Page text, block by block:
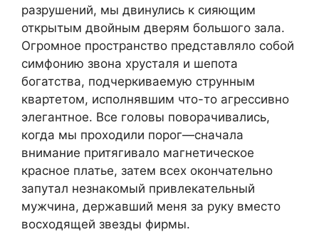
разрушений, мы двинулись к сияющим
открытым двойным дверям большого зала.
Огромное пространство представляло собой
симфонию звона хрусталя и шепота
богатства, подчеркиваемую струнным
квартетом, исполнявшим что-то агрессивно
элегантное. Все головы поворачивались,
когда мы проходили порог—сначала
внимание притягивало магнетическое
красное платье, затем всех окончательно
запутал незнакомый привлекательный
мужчина, державший меня за руку вместо
восходящей звезды фирмы.